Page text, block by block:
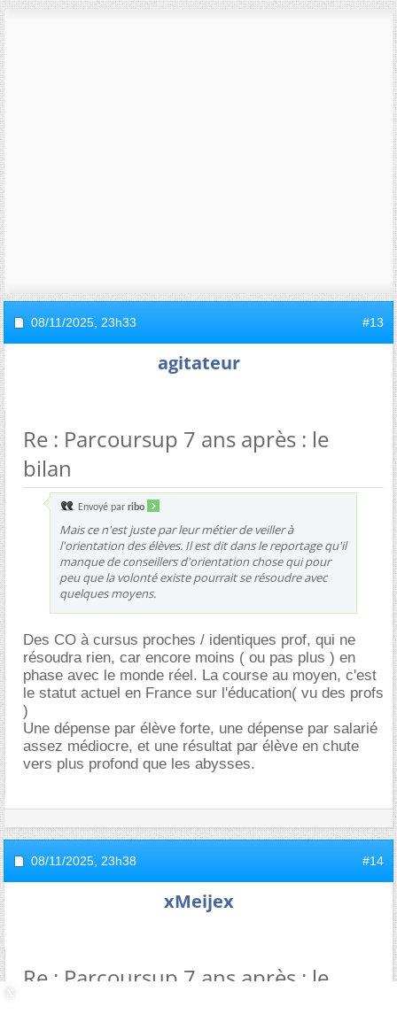
08/11/2025, 23h33 #13
agitateur
Re : Parcoursup 7 ans après : le
bilan
Envoyé par ribo
Mais ce n'est juste par leur métier de veiller à
l'orientation des élèves. Il est dit dans le reportage qu'il
manque de conseillers d'orientation chose qui pour
peu que la volonté existe pourrait se résoudre avec
quelques moyens.
Des CO à cursus proches / identiques prof, qui ne
résoudra rien, car encore moins ( ou pas plus ) en
phase avec le monde réel. La course au moyen, c'est
le statut actuel en France sur l'éducation( vu des profs
)
Une dépense par élève forte, une dépense par salarié
assez médiocre, et une résultat par élève en chute
vers plus profond que les abysses.
08/11/2025, 23h38 #14
xMeijex
Re : Parcoursup 7 ans après : le